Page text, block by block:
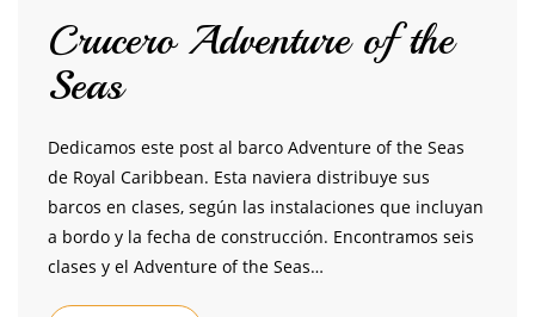
Crucero Adventure of the
Seas
Dedicamos este post al barco Adventure of the Seas
de Royal Caribbean. Esta naviera distribuye sus
barcos en clases, según las instalaciones que incluyan
a bordo y la fecha de construcción. Encontramos seis
clases y el Adventure of the Seas…